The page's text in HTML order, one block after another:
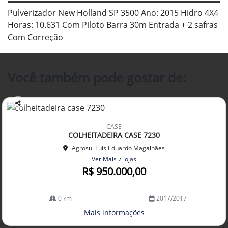
Pulverizador New Holland SP 3500 Ano: 2015 Hidro 4X4
Horas: 10.631 Com Piloto Barra 30m Entrada + 2 safras
Com Correção
Co
CASE
COLHEITADEIRA CASE 7230
Agrosul Luís Eduardo Magalhães
Ver Mais 7 lojas
R$ 950.000,00
0 km 2017/2017
Mais informações